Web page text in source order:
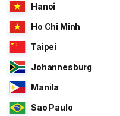
Hanoi
Ho Chi Minh
Taipei
Johannesburg
Manila
Sao Paulo